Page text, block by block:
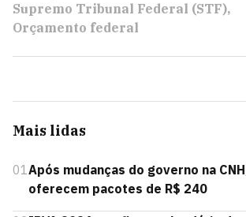
Supremo Tribunal Federal (STF)
Orçamento federal
Mais lidas
01Após mudanças do governo na
oferecem pacotes de R$ 240